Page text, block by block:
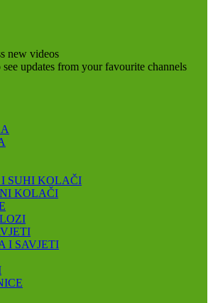
new videos
updates from your favourite channels
SUHI KOLAČI
KOLAČI
I SAVJETI